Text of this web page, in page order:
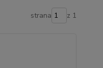
strana z 1